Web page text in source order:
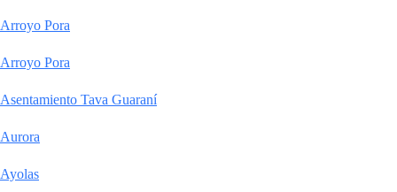
Arroyo Pora
Arroyo Pora
Asentamiento Tava Guaraní
Aurora
Ayolas